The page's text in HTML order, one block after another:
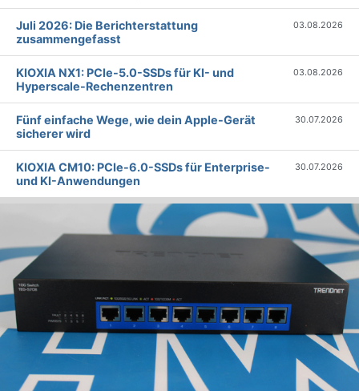
Juli 2026: Die Bericht­erstattung
zusammengefasst
03.08.2026
KIOXIA NX1: PCIe-5.0-SSDs für KI- und
Hyperscale-Rechenzentren
03.08.2026
Fünf einfache Wege, wie dein Apple-Gerät
sicherer wird
30.07.2026
KIOXIA CM10: PCIe-6.0-SSDs für Enterprise-
und KI-Anwendungen
30.07.2026